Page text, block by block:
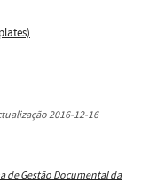
2016-12-16
de Gestão Documental da